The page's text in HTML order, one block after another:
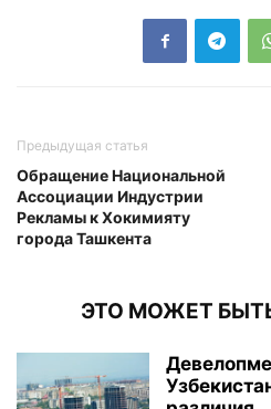
Предыдущая статья
Обращение Национальной
Ассоциации Индустрии
Рекламы к Хокимияту
города Ташкента
ЭТО МОЖЕТ